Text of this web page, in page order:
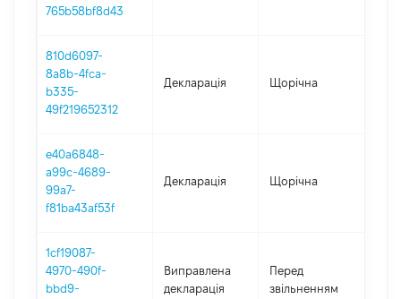
765b58bf8d43
810d6097-
8a8b-4fca-
b335-
49f219652312
Декларація Щорічна
e40a6848-
a99c-4689-
99a7-
f81ba43af53f
Декларація Щорічна
1cf19087-
4970-490f-
bbd9-
Виправлена
декларація
Перед
звільненням